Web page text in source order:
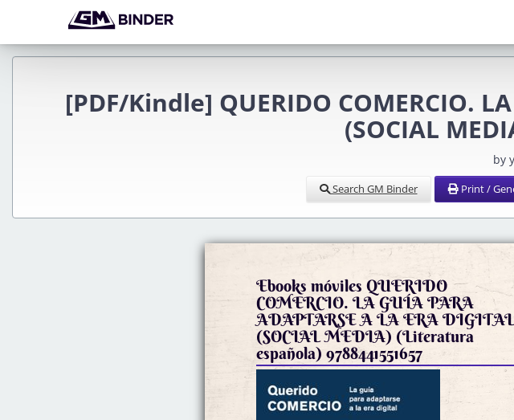
[PDF/Kindle] QUERIDO COMERCIO.
(SOCIAL
by
Search GM Binder Print /
Ebooks móviles QUERIDO
COMERCIO. LA GUÍA PARA
ADAPTARSE A LA ERA
(SOCIAL MEDIA) (Literatura
española) 9788441551657